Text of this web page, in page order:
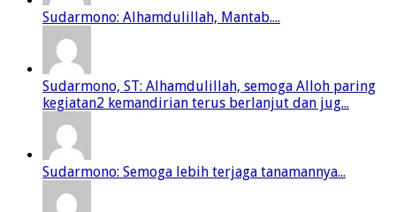
Sudarmono: Alhamdulillah, Mantab....
Sudarmono, ST: Alhamdulillah, semoga Alloh paring
kegiatan2 kemandirian terus berlanjut dan jug...
Sudarmono: Semoga lebih terjaga tanamannya...